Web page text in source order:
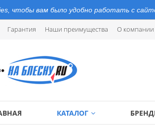
чтобы вам было удобно работать с
Гарантия Наши преимущества О компании
КАТАЛОГ